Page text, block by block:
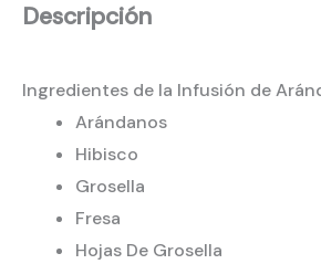
Descripción
Ingredientes de la Infusión de
Arándanos
Hibisco
Grosella
Fresa
Hojas De Grosella